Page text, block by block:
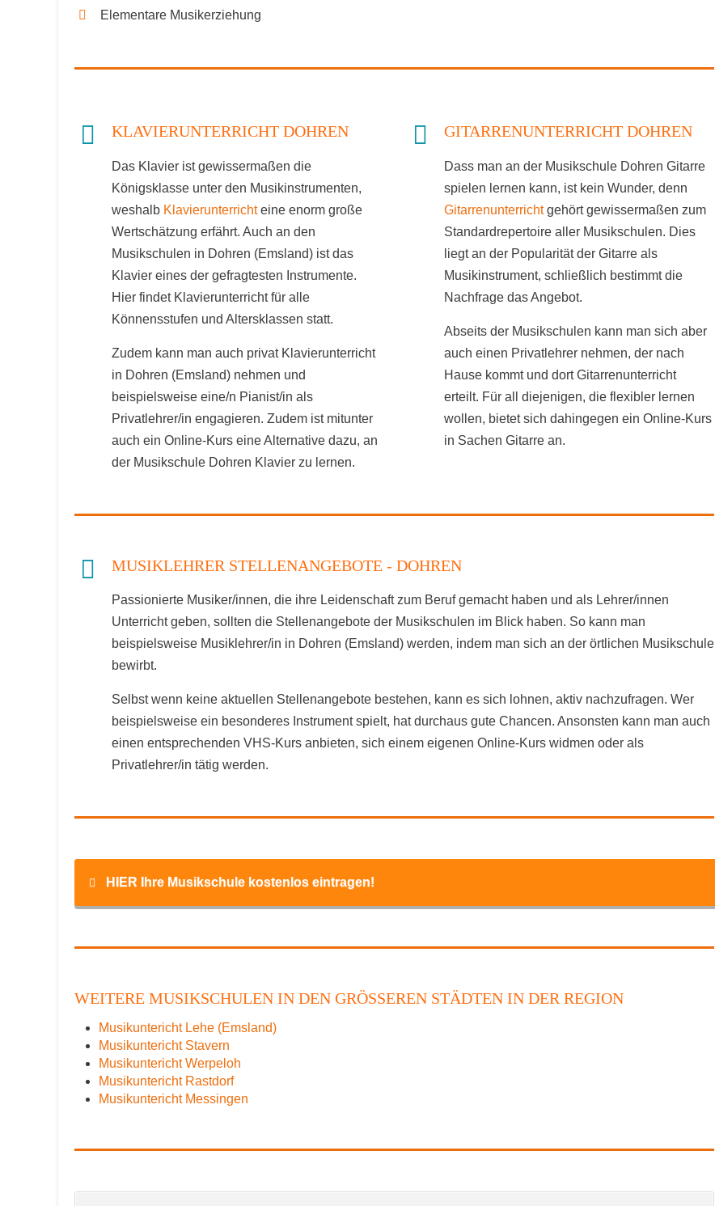
Elementare Musikerziehung
KLAVIERUNTERRICHT DOHREN
Das Klavier ist gewissermaßen die
Königsklasse unter den Musikinstrumenten,
weshalb Klavierunterrichteine enorm große
Wertschätzung erfährt. Auch an den
Musikschulen in Dohren (Emsland) ist das
Klavier eines der gefragtesten Instrumente.
Hier findet Klavierunterricht für alle
Könnensstufen und Altersklassen statt.
Zudem kann man auch privat Klavierunterricht
in Dohren (Emsland) nehmen und
beispielsweise eine/n Pianist/in als
Privatlehrer/in engagieren. Zudem ist mitunter
auch ein Online-Kurs eine Alternative dazu, an
der Musikschule Dohren Klavier zu lernen.
GITARRENUNTERRICHT DOHREN
Dass man an der Musikschule Dohren Gitarre
spielen lernen kann, ist kein Wunder, denn
Gitarrenunterrichtgehört gewissermaßen zum
Standardrepertoire aller Musikschulen. Dies
liegt an der Popularität der Gitarre als
Musikinstrument, schließlich bestimmt die
Nachfrage das Angebot.
Abseits der Musikschulen kann man sich aber
auch einen Privatlehrer nehmen, der nach
Hause kommt und dort Gitarrenunterricht
erteilt. Für all diejenigen, die flexibler lernen
wollen, bietet sich dahingegen ein Online-Kurs
in Sachen Gitarre an.
MUSIKLEHRER STELLENANGEBOTE - DOHREN
Passionierte Musiker/innen, die ihre Leidenschaft zum Beruf gemacht haben und als Lehrer/innen
Unterricht geben, sollten die Stellenangebote der Musikschulen im Blick haben. So kann man
beispielsweise Musiklehrer/in in Dohren (Emsland) werden, indem man sich an der örtlichen Musikschule
bewirbt.
Selbst wenn keine aktuellen Stellenangebote bestehen, kann es sich lohnen, aktiv nachzufragen. Wer
beispielsweise ein besonderes Instrument spielt, hat durchaus gute Chancen. Ansonsten kann man auch
einen entsprechenden VHS-Kurs anbieten, sich einem eigenen Online-Kurs widmen oder als
Privatlehrer/in tätig werden.
HIER Ihre Musikschule kostenlos eintragen!
E-Mail *
WEITERE MUSIKSCHULEN IN DEN GRÖSSEREN STÄDTEN IN DER REGION
Musikuntericht Lehe (Emsland)
Musikuntericht Stavern
Musikuntericht Werpeloh
Musikuntericht Rastdorf
Musikuntericht Messingen